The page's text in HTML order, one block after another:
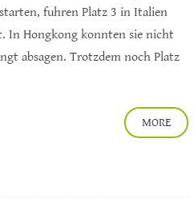
fuhren Platz 3 in Italien
In Hongkong konnten sie nicht
absagen. Trotzdem noch Platz
MORE